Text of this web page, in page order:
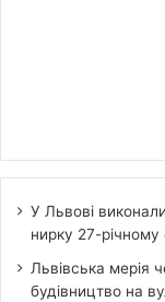
У Львові
нирку 27-річному
Львівська мерія
будівництво на